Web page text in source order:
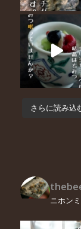
さらに読み込
ニホン